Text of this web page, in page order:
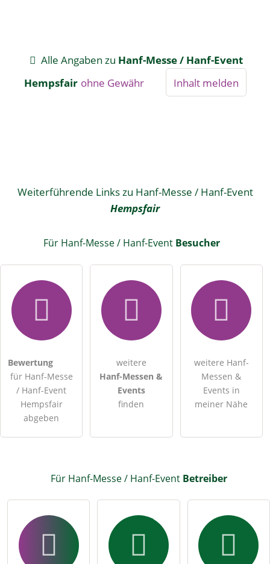
Alle Angaben zu Hanf-Messe / Hanf-Event
Hempsfair ohne Gewähr Inhalt melden
Weiterführende Links zu Hanf-Messe / Hanf-Event
Hempsfair
Für Hanf-Messe / Hanf-Event Besucher
Bewertung
für Hanf-Messe
/ Hanf-Event
Hempsfair
abgeben
weitere
Hanf-Messen &
Events
finden
weitere Hanf-
Messen &
Events in
meiner Nähe
Für Hanf-Messe / Hanf-Event Betreiber